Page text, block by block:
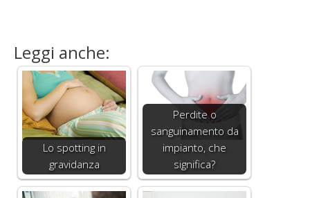
Leggi anche:
Lo spotting in
gravidanza
Perdite o
sanguinamento da
impianto, che
significa?